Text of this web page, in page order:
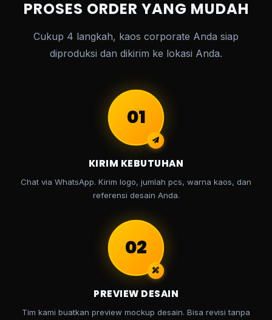
PROSES ORDER YANG MUDAH
Cukup 4 langkah, kaos corporate Anda siap
diproduksi dan dikirim ke lokasi Anda.
01
KIRIM KEBUTUHAN
Chat via WhatsApp. Kirim logo, jumlah pcs, warna kaos, dan
referensi desain Anda.
02
PREVIEW DESAIN
Tim kami buatkan preview mockup desain. Bisa revisi tanpa